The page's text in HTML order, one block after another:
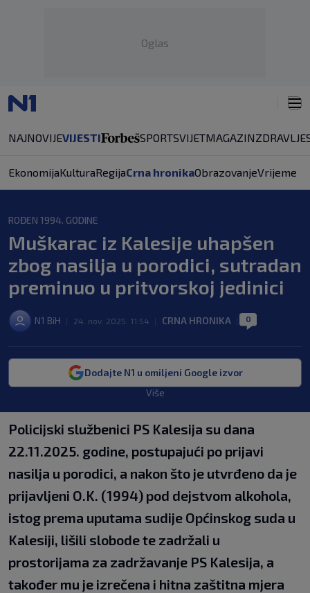
Oglas
NAJNOVIJEVIJESTI SPORTSVIJETMAGAZINZDRAVLJE
EkonomijaKulturaRegijaCrna hronikaObrazovanjeVrijeme
ROĐEN 1994. GODINE
Muškarac iz Kalesije uhapšen
zbog nasilja u porodici, sutradan
preminuo u pritvorskoj jedinici
N1 BiH 24. nov. 2025. 11:54 CRNA HRONIKA 0
Dodajte N1 u omiljeni Google izvor
Više
Policijski službenici PS Kalesija su dana
22.11.2025. godine, postupajući po prijavi
nasilja u porodici, a nakon što je utvrđeno da je
prijavljeni O.K. (1994) pod dejstvom alkohola,
istog prema uputama sudije Općinskog suda u
Kalesiji, lišili slobode te zadržali u
prostorijama za zadržavanje PS Kalesija, a
također mu je izrečena i hitna zaštitna mjera